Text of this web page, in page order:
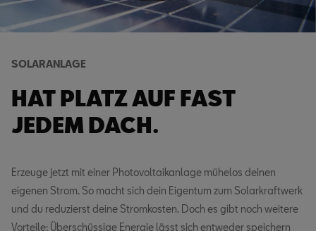
SOLARANLAGE
HAT PLATZ AUF FAST
JEDEM DACH.
Erzeuge jetzt mit einer Photovoltaikanlage mühelos deinen
eigenen Strom. So macht sich dein Eigentum zum Solarkraftwerk
und du reduzierst deine Stromkosten. Doch es gibt noch weitere
Vorteile: Überschüssige Energie lässt sich entweder speichern